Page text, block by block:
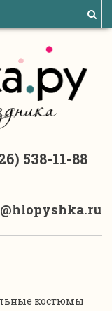
538-11-88
костюмы